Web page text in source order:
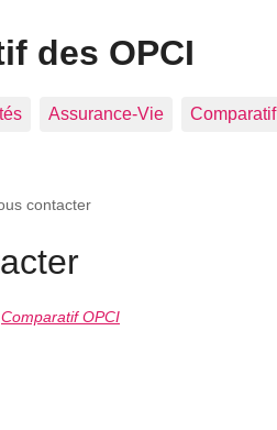
des OPCI
Assurance-Vie Comparatif
contacter
Comparatif OPCI